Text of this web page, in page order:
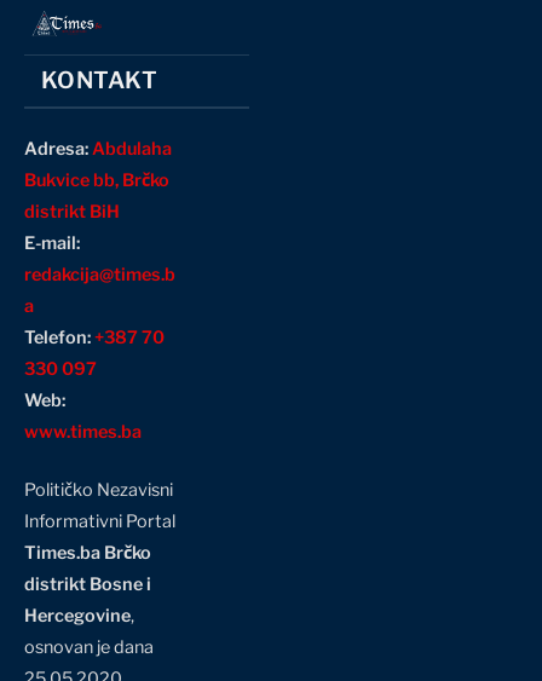
KONTAKT
Adresa:Abdulaha
Bukvice bb, Brčko
distrikt BiH
E-mail:
redakcija@times.b
a
Telefon:+387 70
330 097
Web:
www.times.ba
Političko Nezavisni
Informativni Portal
Times.ba Brčko
distrikt Bosne i
Hercegovine,
osnovan je dana